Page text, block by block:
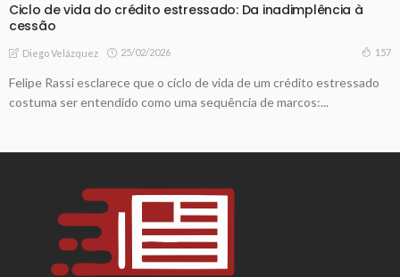
Ciclo de vida do crédito estressado: Da inadimplência à
cessão
Diego Velázquez 25/02/2026 157
Felipe Rassi esclarece que o ciclo de vida de um crédito estressado
costuma ser entendido como uma sequência de marcos:...